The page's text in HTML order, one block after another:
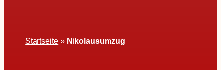
Startseite » Nikolausumzug